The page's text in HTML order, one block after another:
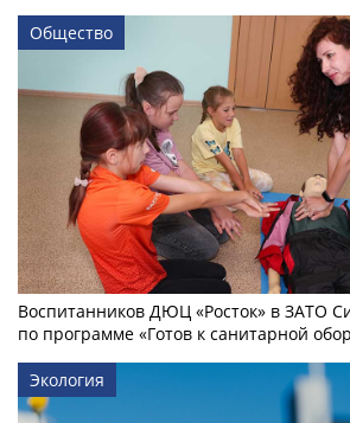
Общество
Воспитанников ДЮЦ «Росток» в ЗАТО
по программе «Готов к санитарной
Экология